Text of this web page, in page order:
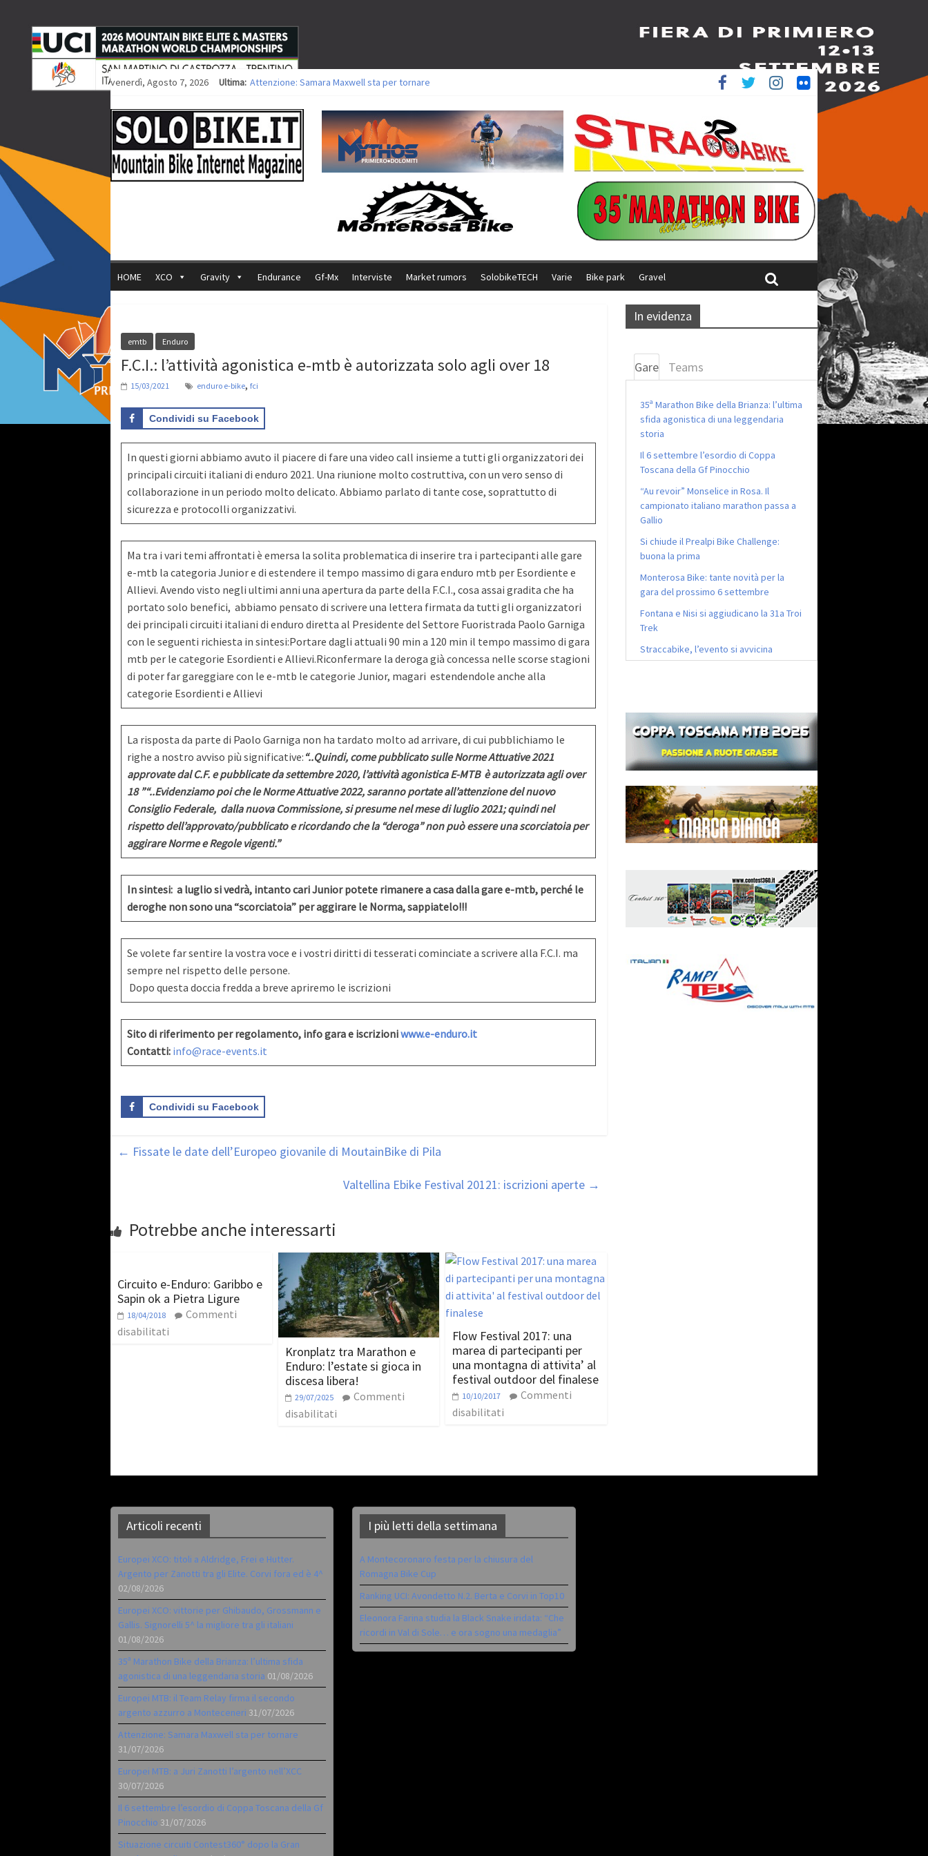
venerdì, Agosto 7, 2026 Ultima: Attenzione: Samara Maxwell sta per tornare
Europei XCO: vittorie per Ghibaudo, Grossmann e Gallis. Signorelli 5^ la migliore tra gli italiani
35ª Marathon Bike della Brianza: l’ultima sfida agonistica di una leggendaria storia
Europei MTB: il Team Relay firma il secondo argento azzurro a Monteceneri
HOME XCO Gravity Endurance Gf-Mx Interviste Market rumors SolobikeTECH Varie Bike park Gravel
emtb Enduro
F.C.I.: l’attività agonistica e-mtb è autorizzata solo agli over 18
15/03/2021 enduro e-bike, fci
Condividi su Facebook
In questi giorni abbiamo avuto il piacere di fare una video call insieme a tutti gli organizzatori dei
principali circuiti italiani di enduro 2021. Una riunione molto costruttiva, con un vero senso di
collaborazione in un periodo molto delicato. Abbiamo parlato di tante cose, soprattutto di
sicurezza e protocolli organizzativi.
Ma tra i vari temi affrontati è emersa la solita problematica di inserire tra i partecipanti alle gare
e-mtb la categoria Junior e di estendere il tempo massimo di gara enduro mtb per Esordiente e
Allievi. Avendo visto negli ultimi anni una apertura da parte della F.C.I., cosa assai gradita che ha
portato solo benefici, abbiamo pensato di scrivere una lettera firmata da tutti gli organizzatori
dei principali circuiti italiani di enduro diretta al Presidente del Settore Fuoristrada Paolo Garniga
con le seguenti richiesta in sintesi:Portare dagli attuali 90 min a 120 min il tempo massimo di gara
mtb per le categorie Esordienti e Allievi.Riconfermare la deroga già concessa nelle scorse stagioni
di poter far gareggiare con le e-mtb le categorie Junior, magari estendendole anche alla
categorie Esordienti e Allievi
La risposta da parte di Paolo Garniga non ha tardato molto ad arrivare, di cui pubblichiamo le
righe a nostro avviso più significative: “..Quindi, come pubblicato sulle Norme Attuative 2021
approvate dal C.F. e pubblicate da settembre 2020, l’attività agonistica E-MTB è autorizzata agli over
18 ”“..Evidenziamo poi che le Norme Attuative 2022, saranno portate all’attenzione del nuovo
Consiglio Federale, dalla nuova Commissione, si presume nel mese di luglio 2021; quindi nel
rispetto dell’approvato/pubblicato e ricordando che la “deroga” non può essere una scorciatoia per
aggirare Norme e Regole vigenti.”
In sintesi: a luglio si vedrà, intanto cari Junior potete rimanere a casa dalla gare e-mtb, perché le
deroghe non sono una “scorciatoia” per aggirare le Norma, sappiatelo!!!
Se volete far sentire la vostra voce e i vostri diritti di tesserati cominciate a scrivere alla F.C.I. ma
sempre nel rispetto delle persone.
Dopo questa doccia fredda a breve apriremo le iscrizioni
Sito di riferimento per regolamento, info gara e iscrizioniwww.e-enduro.it
Contatti: info@race-events.it
Condividi su Facebook
← Fissate le date dell’Europeo giovanile di MoutainBike di Pila
Valtellina Ebike Festival 20121: iscrizioni aperte →
Potrebbe anche interessarti
Circuito e-Enduro: Garibbo e
Sapin ok a Pietra Ligure
18/04/2018
Commenti
disabilitati
Kronplatz tra Marathon e
Enduro: l’estate si gioca in
discesa libera!
29/07/2025
Commenti
disabilitati
Flow Festival 2017: una
marea di partecipanti per
una montagna di attivita’ al
festival outdoor del finalese
10/10/2017
Commenti
disabilitati
In evidenza
Gare Teams
35ª Marathon Bike della Brianza: l’ultima
sfida agonistica di una leggendaria
storia
Il 6 settembre l’esordio di Coppa
Toscana della Gf Pinocchio
“Au revoir” Monselice in Rosa. Il
campionato italiano marathon passa a
Gallio
Si chiude il Prealpi Bike Challenge:
buona la prima
Monterosa Bike: tante novità per la
gara del prossimo 6 settembre
Fontana e Nisi si aggiudicano la 31a Troi
Trek
Straccabike, l’evento si avvicina
Articoli recenti
Europei XCO: titoli a Aldridge, Frei e Hutter.
Argento per Zanotti tra gli Elite. Corvi fora ed è 4^
02/08/2026
Europei XCO: vittorie per Ghibaudo, Grossmann e
Gallis. Signorelli 5^ la migliore tra gli italiani
01/08/2026
35ª Marathon Bike della Brianza: l’ultima sfida
agonistica di una leggendaria storia 01/08/2026
Europei MTB: il Team Relay firma il secondo
argento azzurro a Monteceneri 31/07/2026
Attenzione: Samara Maxwell sta per tornare
31/07/2026
Europei MTB: a Juri Zanotti l’argento nell’XCC
30/07/2026
Il 6 settembre l’esordio di Coppa Toscana della Gf
Pinocchio 31/07/2026
Situazione circuiti Contest360° dopo la Gran
I più letti della settimana
A Montecoronaro festa per la chiusura del
Romagna Bike Cup
Ranking UCI: Avondetto N.2. Berta e Corvi in Top10
Eleonora Farina studia la Black Snake iridata: “Che
ricordi in Val di Sole… e ora sogno una medaglia”